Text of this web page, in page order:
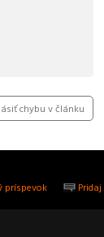
chybu v článku
príspevok